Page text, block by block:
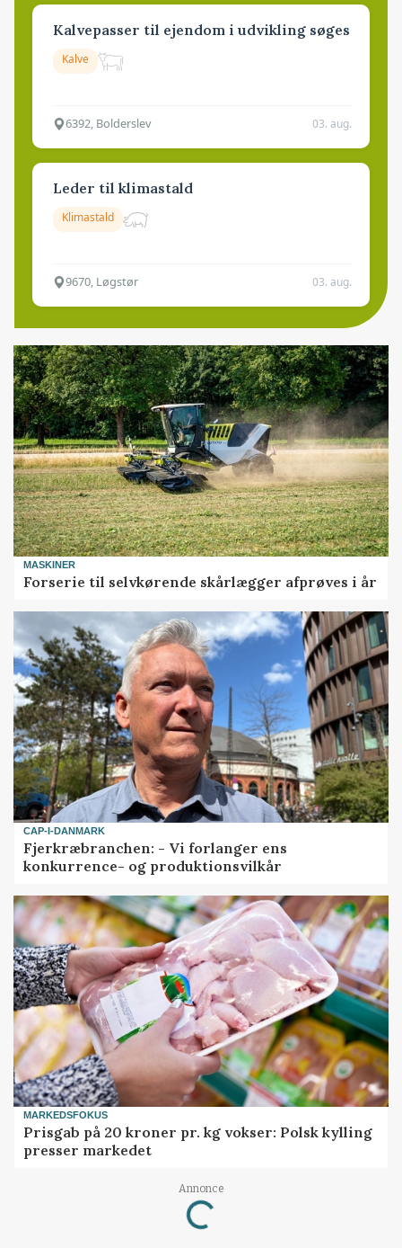
Kalvepasser til ejendom i udvikling søges
Kalve
6392, Bolderslev 03. aug.
Leder til klimastald
Klimastald
9670, Løgstør 03. aug.
MASKINER
Forserie til selvkørende skårlægger afprøves i år
CAP-I-DANMARK
Fjerkræbranchen: - Vi forlanger ens
konkurrence- og produktionsvilkår
MARKEDSFOKUS
Prisgab på 20 kroner pr. kg vokser: Polsk kylling
presser markedet
Annonce
Loading...